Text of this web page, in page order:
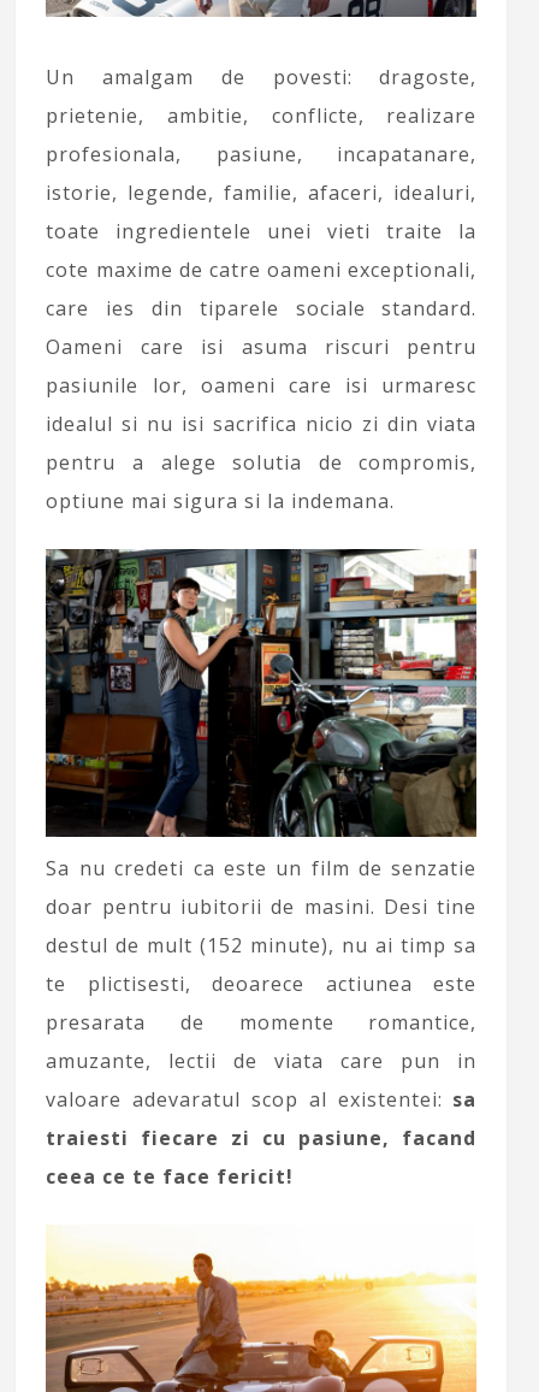
Un amalgam de povesti: dragoste,
prietenie, ambitie, conflicte, realizare
profesionala, pasiune, incapatanare,
istorie, legende, familie, afaceri, idealuri,
toate ingredientele unei vieti traite la
cote maxime de catre oameni exceptionali,
care ies din tiparele sociale standard.
Oameni care isi asuma riscuri pentru
pasiunile lor, oameni care isi urmaresc
idealul si nu isi sacrifica nicio zi din viata
pentru a alege solutia de compromis,
optiune mai sigura si la indemana.
Sa nu credeti ca este un film de senzatie
doar pentru iubitorii de masini. Desi tine
destul de mult (152 minute), nu ai timp sa
te plictisesti, deoarece actiunea este
presarata de momente romantice,
amuzante, lectii de viata care pun in
valoare adevaratul scop al existentei: sa
traiesti fiecare zi cu pasiune, facand
ceea ce te face fericit!